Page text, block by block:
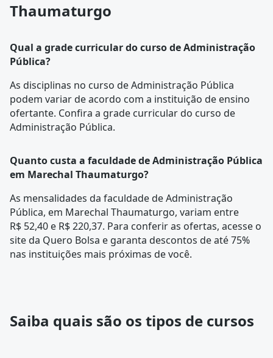
Thaumaturgo
Qual a grade curricular do curso de Administração
Pública?
As disciplinas no curso de Administração Pública
podem variar de acordo com a instituição de ensino
ofertante. Confira a grade curriculardo curso de
Administração Pública.
Quanto custa a faculdade de Administração Pública
em Marechal Thaumaturgo?
As mensalidades da faculdade de Administração
Pública, em Marechal Thaumaturgo, variam entre
R$ 52,40 e R$ 220,37. Para conferir as ofertas, acesse o
site da Quero Bolsa e garanta descontos de até 75%
nas instituições mais próximas de você.
Saiba quais são os tipos de cursos